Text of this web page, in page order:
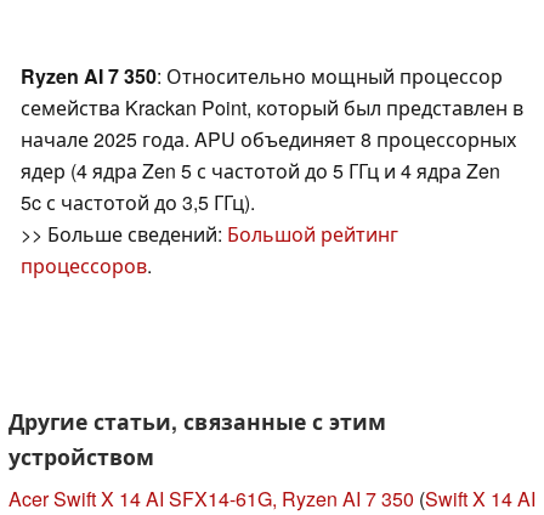
Ryzen AI 7 350: Относительно мощный процессор
семейства Krackan Point, который был представлен в
начале 2025 года. APU объединяет 8 процессорных
ядер (4 ядра Zen 5 с частотой до 5 ГГц и 4 ядра Zen
5c с частотой до 3,5 ГГц).
>> Больше сведений: Большой рейтинг
процессоров.
Другие статьи, связанные с этим
устройством
Acer Swift X 14 AI SFX14-61G, Ryzen AI 7 350 (Swift X 14 AI